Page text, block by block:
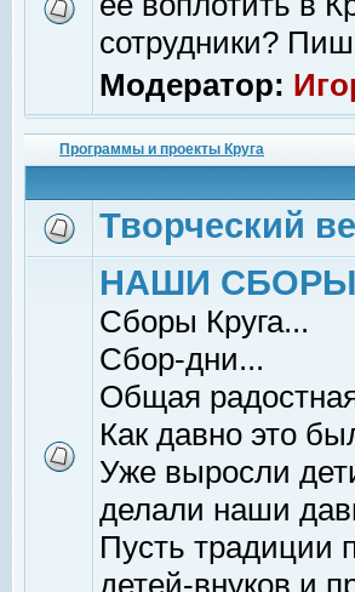
сотрудники?
Модератор:
Программы и проекты Круга
Творческий
НАШИ СБОРЫ
Сборы Круга...
Сбор-дни...
Общая
Как давно это
Уже выросли
делали наши
Пусть традиции
детей-внуков и